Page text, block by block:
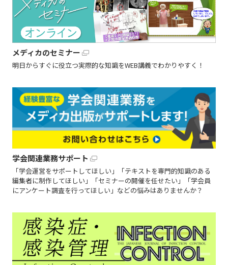
メディカのセミナー
明日からすぐに役立つ実際的な知識をWEB講義でわかりやすく！
学会関連業務サポート
「学会運営をサポートしてほしい」「テキストを専門的知識のある
編集者に制作してほしい」「セミナーの開催を任せたい」「学会員
にアンケート調査を行ってほしい」などの悩みはありませんか？